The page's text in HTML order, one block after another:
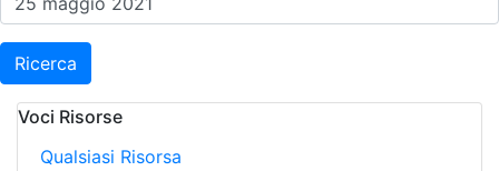
Ricerca
Voci Risorse
Qualsiasi Risorsa